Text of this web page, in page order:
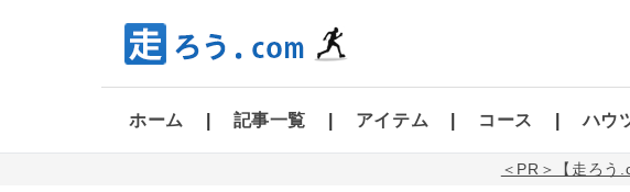
ホーム 記事一覧 アイテム コース ハウ
＜PR＞【走ろう